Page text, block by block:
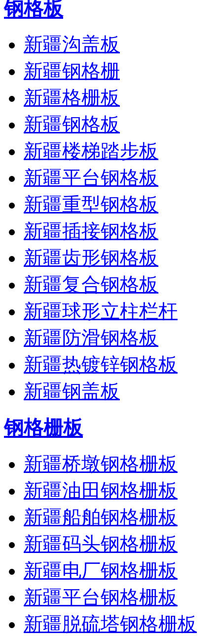
钢格板
新疆沟盖板
新疆钢格栅
新疆格栅板
新疆钢格板
新疆楼梯踏步板
新疆平台钢格板
新疆重型钢格板
新疆插接钢格板
新疆齿形钢格板
新疆复合钢格板
新疆球形立柱栏杆
新疆防滑钢格板
新疆热镀锌钢格板
新疆钢盖板
钢格栅板
新疆桥墩钢格栅板
新疆油田钢格栅板
新疆船舶钢格栅板
新疆码头钢格栅板
新疆电厂钢格栅板
新疆平台钢格栅板
新疆脱硫塔钢格栅板